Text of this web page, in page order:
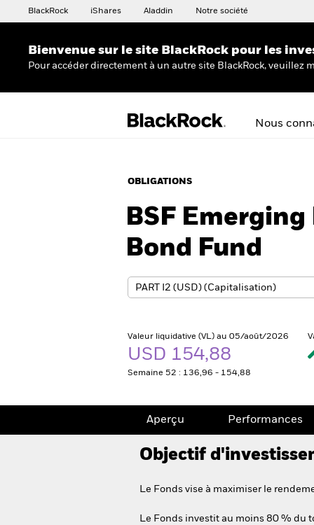
BlackRock iShares Aladdin Notre société
Bienvenue sur le site BlackRock pour les
Pour accéder directement à un autre site BlackRock, veuillez
Nous
OBLIGATIONS
BSF
Bond Fund
Valeur liquidative (VL) au 05/août/2026
USD 154,88
Semaine 52 : 136,96 - 154,88
Aperçu Performances
Objectif
Le Fonds vise à maximiser le
Le Fonds investit au moins 80 % du